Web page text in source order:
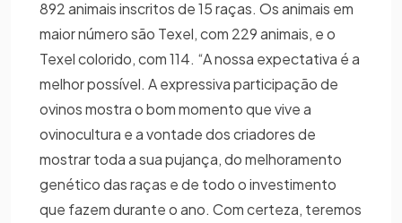
892 animais inscritos de 15 raças. Os animais em
maior número são Texel, com 229 animais, e o
Texel colorido, com 114. “A nossa expectativa é a
melhor possível. A expressiva participação de
ovinos mostra o bom momento que vive a
ovinocultura e a vontade dos criadores de
mostrar toda a sua pujança, do melhoramento
genético das raças e de todo o investimento
que fazem durante o ano. Com certeza, teremos